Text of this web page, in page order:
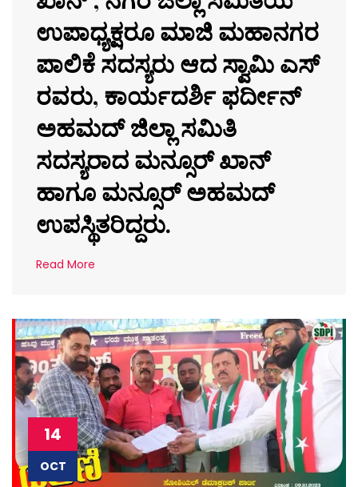
ಉಪಾಧ್ಯಕ್ಷರೂ ಮಾಜಿ ಮಹಾನಗರ
ಪಾಲಿಕೆ ಸದಸ್ಯರು ಆದ ಸ್ವಾಮಿ ಎಸ್
ರವರು, ಕಾರ್ಯದರ್ಶಿ ಫರ್ದೀನ್
ಅಹಮದ್ ಜಿಲ್ಲಾ ಸಮಿತಿ
ಸದಸ್ಯರಾದ ಮನ್ಸೂರ್ ಖಾನ್
ಹಾಗೂ ಮನ್ಸೂರ್ ಅಹಮದ್
ಉಪಸ್ಥಿತರಿದ್ದರು.
Read More
14
OCT